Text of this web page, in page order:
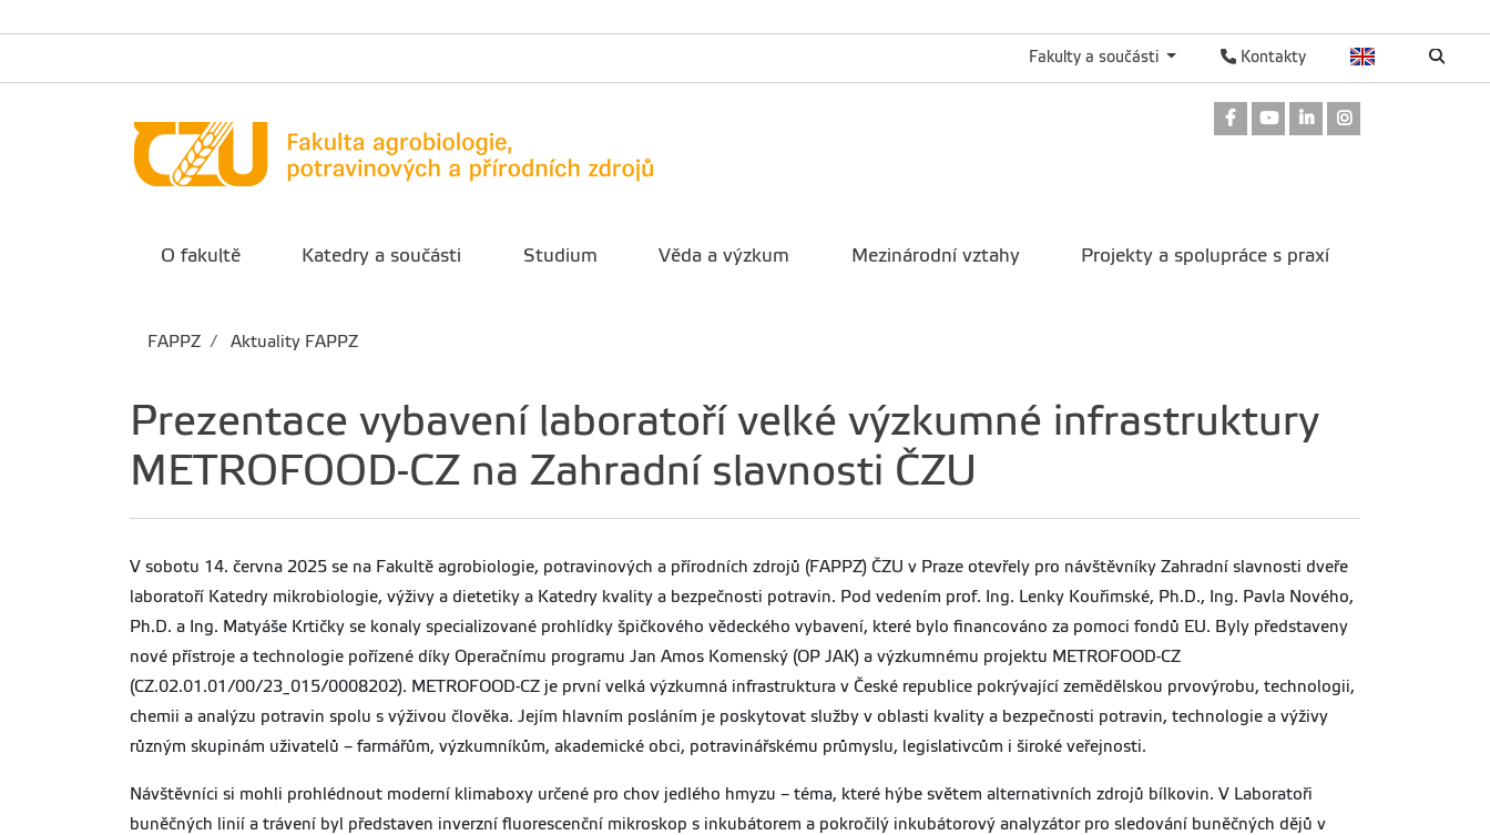
Kontakty
Fakulty a součásti
Odkaz na Facebook
Odkaz na Youtube
Odkaz na LinkedIn
O fakultě Katedry a součásti Studium Věda a výzkum Mezinárodní vztahy Projekty a spolupráce s praxí
FAPPZ Aktuality FAPPZ
Prezentace vybavení laboratoří velké výzkumné infrastruktury
METROFOOD-CZ na Zahradní slavnosti ČZU
V sobotu 14. června 2025 se na Fakultě agrobiologie, potravinových a přírodních zdrojů (FAPPZ) ČZU v Praze otevřely pro návštěvníky Zahradní slavnosti dveře
laboratoří Katedry mikrobiologie, výživy a dietetiky a Katedry kvality a bezpečnosti potravin. Pod vedením prof. Ing. Lenky Kouřimské, Ph.D., Ing. Pavla Nového,
Ph.D. a Ing. Matyáše Krtičky se konaly specializované prohlídky špičkového vědeckého vybavení, které bylo financováno za pomoci fondů EU. Byly představeny
nové přístroje a technologie pořízené díky Operačnímu programu Jan Amos Komenský (OP JAK) a výzkumnému projektu METROFOOD-CZ
(CZ.02.01.01/00/23_015/0008202). METROFOOD-CZ je první velká výzkumná infrastruktura v České republice pokrývající zemědělskou prvovýrobu, technologii,
chemii a analýzu potravin spolu s výživou člověka. Jejím hlavním posláním je poskytovat služby v oblasti kvality a bezpečnosti potravin, technologie a výživy
různým skupinám uživatelů – farmářům, výzkumníkům, akademické obci, potravinářskému průmyslu, legislativcům i široké veřejnosti.
Návštěvníci si mohli prohlédnout moderní klimaboxy určené pro chov jedlého hmyzu – téma, které hýbe světem alternativních zdrojů bílkovin. V Laboratoři
buněčných linií a trávení byl představen inverzní fluorescenční mikroskop s inkubátorem a pokročilý inkubátorový analyzátor pro sledování buněčných dějů v